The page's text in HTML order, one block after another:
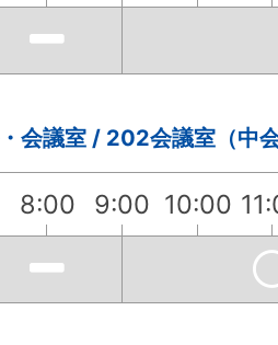
会議室 / 202会議室（中
8:00 9:00 10:00